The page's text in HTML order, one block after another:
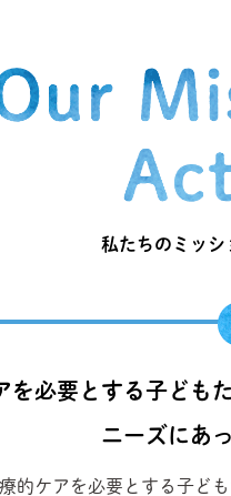
私たちのミッシ
を必要とする子ども
ニーズにあ
的ケアを必要とする子ど